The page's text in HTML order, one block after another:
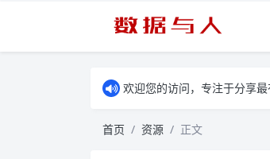
欢迎您的访问，专注于分享最
首页 资源 正文